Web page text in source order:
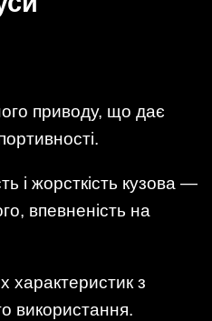
приводу, що дає
і жорсткість кузова —
впевненість на
характеристик з
використання.